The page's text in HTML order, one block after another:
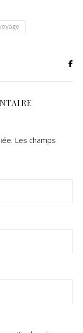
Les champs